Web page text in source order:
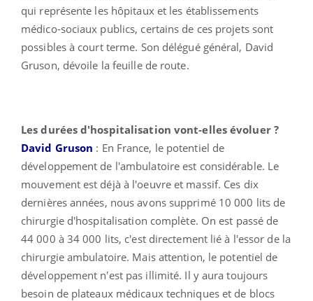
qui représente les hôpitaux et les établissements
médico-sociaux publics, certains de ces projets sont
possibles à court terme. Son délégué général, David
Gruson, dévoile la feuille de route.
Les durées d'hospitalisation vont-elles évoluer ?
David Gruson : En France, le potentiel de
développement de l'ambulatoire est considérable. Le
mouvement est déjà à l'oeuvre et massif. Ces dix
dernières années, nous avons supprimé 10 000 lits de
chirurgie d'hospitalisation complète. On est passé de
44 000 à 34 000 lits, c'est directement lié à l'essor de la
chirurgie ambulatoire. Mais attention, le potentiel de
développement n'est pas illimité. Il y aura toujours
besoin de plateaux médicaux techniques et de blocs